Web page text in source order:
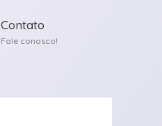
Contato
Fale conosco!